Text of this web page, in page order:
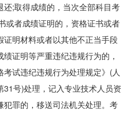
;取得成绩的，当次全部科目考
或者成绩证明的，资格证书或者
证明材料或者以其他不正当手段
证明等严重违纪违规行为的，
试违纪违规行为处理规定》(人
31号)处理，记入专业技术人员资
犯罪的，移送司法机关处理。考